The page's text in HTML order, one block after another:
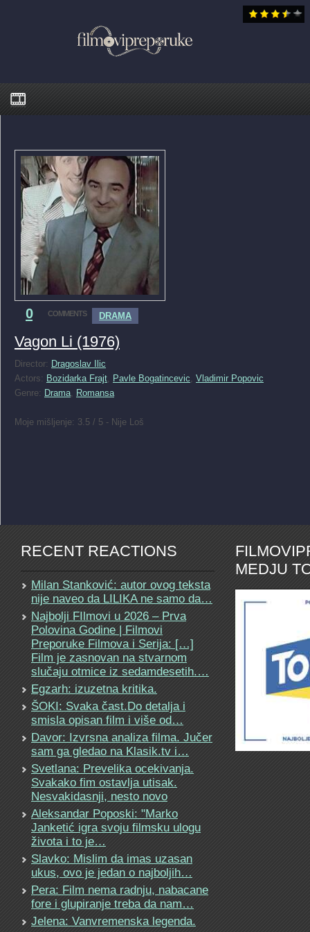
0 COMMENTS DRAMA
Vagon Li (1976)
Director: Dragoslav Ilic
Actors: Bozidarka Frajt Pavle Bogatincevic Vladimir Popovic
Genre: Drama Romansa
Moje mišljenje: 3.5 / 5 - Nije Loš
RECENT REACTIONS
Milan Stanković: autor ovog teksta
nije naveo da LILIKA ne samo da…
Najbolji FIlmovi u 2026 – Prva
Polovina Godine | Filmovi
Preporuke Filmova i Serija: […]
Film je zasnovan na stvarnom
slučaju otmice iz sedamdesetih.…
Egzarh: izuzetna kritika.
ŠOKI: Svaka čast.Do detalja i
smisla opisan film i više od…
Davor: Izvrsna analiza filma. Jučer
sam ga gledao na Klasik.tv i…
Svetlana: Prevelika ocekivanja.
Svakako fim ostavlja utisak.
Nesvakidasnji, nesto novo
Aleksandar Poposki: "Marko
Janketić igra svoju filmsku ulogu
života i to je…
Slavko: Mislim da imas uzasan
ukus, ovo je jedan o najboljih…
Pera: Film nema radnju, nabacane
fore i glupiranje treba da nam…
Jelena: Vanvremenska legenda.
MEDJU